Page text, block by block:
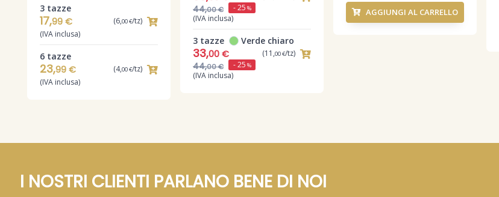
3 tazze
17,99 € (6,00 €/tz)
(IVA inclusa)
6 tazze
23,99 € (4,00 €/tz)
(IVA inclusa)
44,00 € - 25 %
(IVA inclusa)
3 tazze Verde chiaro
33,00 €
44,00 € - 25 %
(11,00 €/tz)
(IVA inclusa)
AGGIUNGI AL CARRELLO
I NOSTRI CLIENTI PARLANO BENE DI NOI